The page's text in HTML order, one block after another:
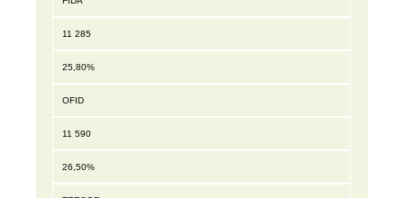
11 285
25,80%
OFID
11 590
26,50%